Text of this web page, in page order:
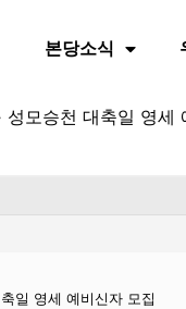
본당소식
성모승천 대축일 영세
일 영세 예비신자 모집